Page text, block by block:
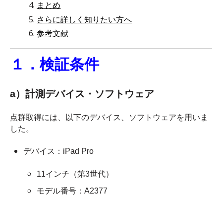
まとめ
さらに詳しく知りたい方へ
参考文献
１．検証条件
a）計測デバイス・ソフトウェア
点群取得には、以下のデバイス、ソフトウェアを用いま
した。
デバイス：iPad Pro
11インチ（第3世代）
モデル番号：A2377